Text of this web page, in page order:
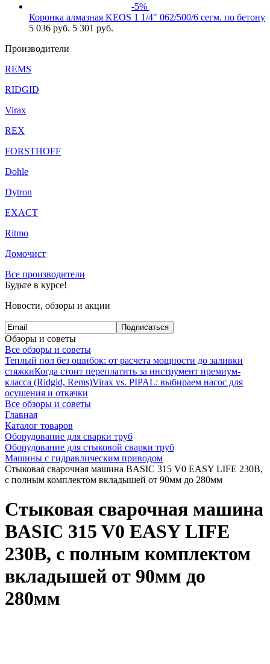
-5%
Коронка алмазная KEOS 1 1/4" 062/500/6 сегм. по бетону
5 036 руб. 5 301 руб.
Производители
REMS
RIDGID
Virax
REX
FORSTHOFF
Dohle
Dytron
EXACT
Ritmo
Домочист
Все производители
Будьте в курсе!
Новости, обзоры и акции
Подписаться
Обзоры и советы
Все обзоры и советы
Теплый пол без ошибок: от расчета мощности до заливки
стяжкиКогда стоит переплатить за инструмент премиум-
класса (Ridgid, Rems)Virax vs. PIPAL: выбираем насос для
осушения и откачки
Все обзоры и советы
Главная
Каталог товаров
Оборудование для сварки труб
Оборудование для стыковой сварки труб
Машины с гидравлическим приводом
Стыковая сварочная машина BASIC 315 V0 EASY LIFE 230В,
с полным комплектом вкладышей от 90мм до 280мм
Стыковая сварочная машина
BASIC 315 V0 EASY LIFE
230В, с полным комплектом
вкладышей от 90мм до
280мм